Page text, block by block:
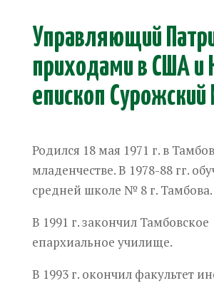
Управляющий
приходами в США и
епископ Сурожский
Родился 18 мая 1971 г. в
младенчестве. В 1978-88 гг.
средней школе № 8 г. Тамбова.
В 1991 г. закончил Тамбовское
епархиальное училище.
В 1993 г. окончил факультет